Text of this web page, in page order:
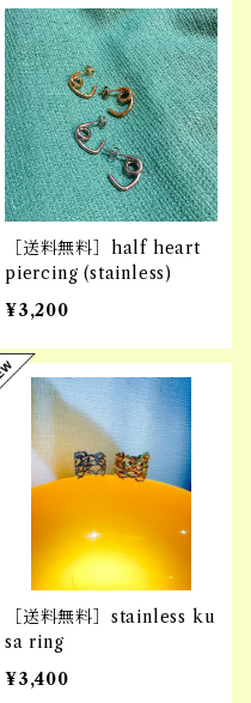
［送料無料］half heart
piercing (stainless)
¥3,200
［送料無料］stainless ku
sa ring
¥3,400